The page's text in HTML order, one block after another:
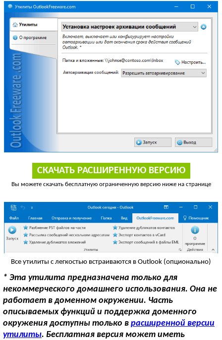
СКАЧАТЬ РАСШИРЕННУЮ ВЕРСИЮ
Вы можете скачать бесплатную ограниченную версию ниже на странице
Все утилиты с легкостью встраиваются в Outlook (опционально)
* Эта утилита предназначена только для
некоммерческого домашнего использования. Она не
работает в доменном окружении. Часть
описываемых функций и поддержка доменного
окружения доступны только в расширенной версии
утилиты. Бесплатная версия может иметь